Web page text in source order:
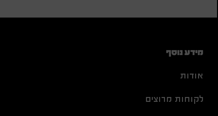
מידע נוסף
אודות
לקוחות מרוצים